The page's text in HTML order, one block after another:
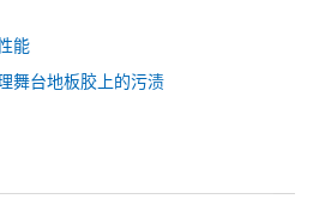
能
舞台地板胶上的污渍